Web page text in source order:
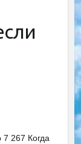
267 Когда